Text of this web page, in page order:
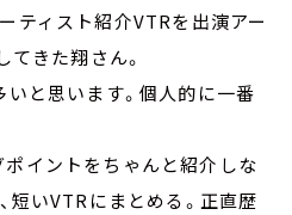
ティスト紹介VTRを出演アー
きた翔さん。
と思います。個人的に一番
イントをちゃんと紹介しな
短いVTRにまとめる。正直歴